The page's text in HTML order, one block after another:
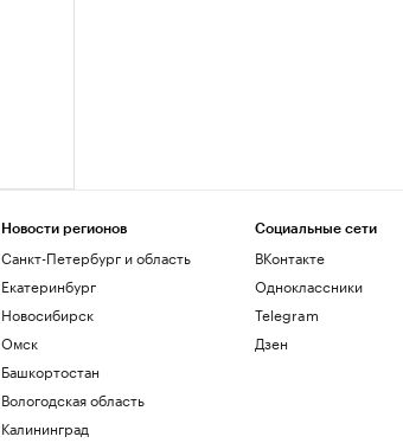
Новости регионов
Санкт-Петербург и область
Екатеринбург
Новосибирск
Омск
Башкортостан
Вологодская область
Калининград
Социальные сети
ВКонтакте
Одноклассники
Telegram
Дзен